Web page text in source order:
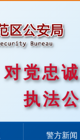
对党忠
执法
警方新闻